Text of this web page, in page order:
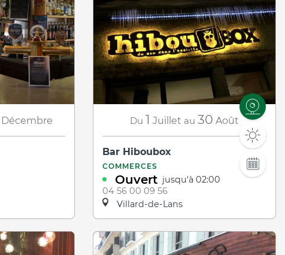
Décembre Du 1 Juillet au 30 Août
Bar Hiboubox
COMMERCES
Ouvert jusqu'à 02:00
04 56 00 09 56
Villard-de-Lans